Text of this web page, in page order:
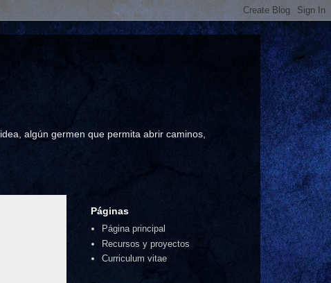
algún germen que permita abrir caminos,
Páginas
Página principal
Recursos y proyectos
Curriculum vitae